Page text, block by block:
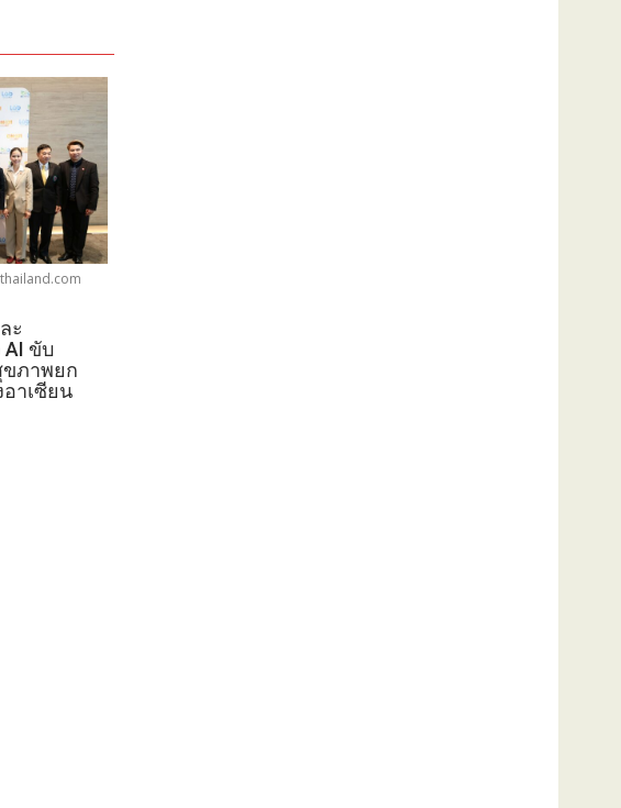
ะ
AI ขับ
ขภาพยก
าเซียน